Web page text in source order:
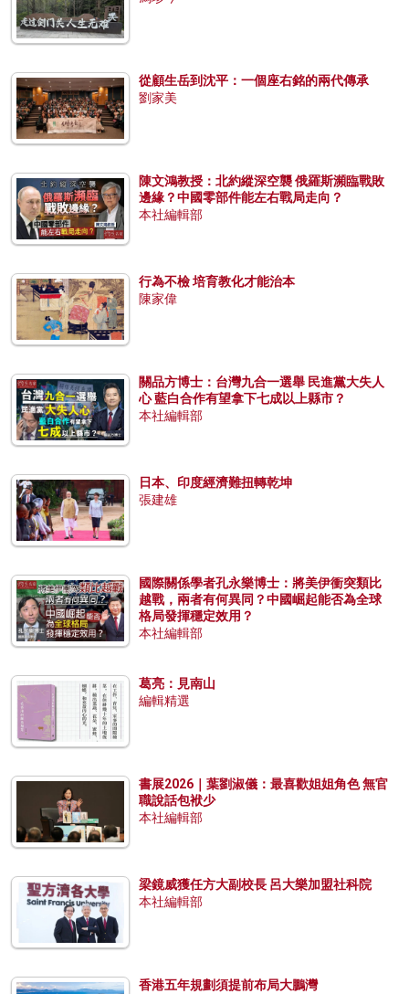
從顧生岳到沈平：一個座右銘的兩代傳承
劉家美
陳文鴻教授：北約縱深空襲 俄羅斯瀕臨戰敗
邊緣？中國零部件能左右戰局走向？
本社編輯部
行為不檢 培育教化才能治本
陳家偉
關品方博士：台灣九合一選舉 民進黨大失人
心 藍白合作有望拿下七成以上縣市？
本社編輯部
日本、印度經濟難扭轉乾坤
張建雄
國際關係學者孔永樂博士：將美伊衝突類比
越戰，兩者有何異同？中國崛起能否為全球
格局發揮穩定效用？
本社編輯部
葛亮：見南山
編輯精選
書展2026｜葉劉淑儀：最喜歡姐姐角色 無官
職說話包袱少
本社編輯部
梁鏡威獲任方大副校長 呂大樂加盟社科院
本社編輯部
香港五年規劃須提前布局大鵬灣